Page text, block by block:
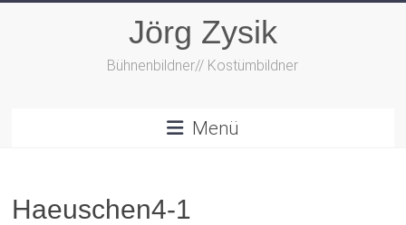
Jörg Zysik
Bühnenbildner// Kostümbildner
Menü
Haeuschen4-1